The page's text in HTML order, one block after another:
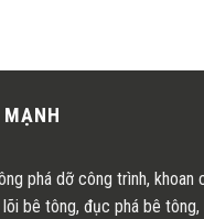
MẠNH
phá dỡ công trình, khoan
bê tông, đục phá bê